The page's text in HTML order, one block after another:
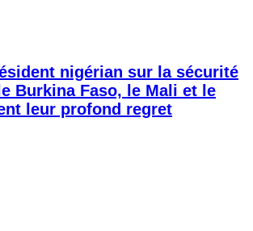
nigérian sur la sécurité
Burkina Faso, le Mali et le
leur profond regret